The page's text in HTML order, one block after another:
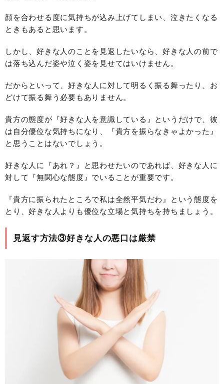
顔を合わせる度に気持ちが込み上げてしまい、泣きたくなる
ときもあると思います。
しかし、好きな人のことを見返したいなら、好きな人の前で
は落ち込んだ姿や泣く姿を見せてはいけません。
だからといって、好きな人に対して明るく振る舞ったり、お
どけて振る舞う必要もありません。
貴方の態度が『好きな人を意識している』というだけで、彼
は自分優位な気持ちになり、『貴方を振らなきゃよかった』
と思うことはないでしょう。
好きな人に『あれ？』と思わせたいのであれば、好きな人に
対して『無関心な態度』でいることが重要です。
『貴方に振られたところで私は全然平気だわ』という態度を
とり、好きな人よりも優位な立場と気持ちを持ちましょう。
見返す方法③好きな人の悪口は厳禁